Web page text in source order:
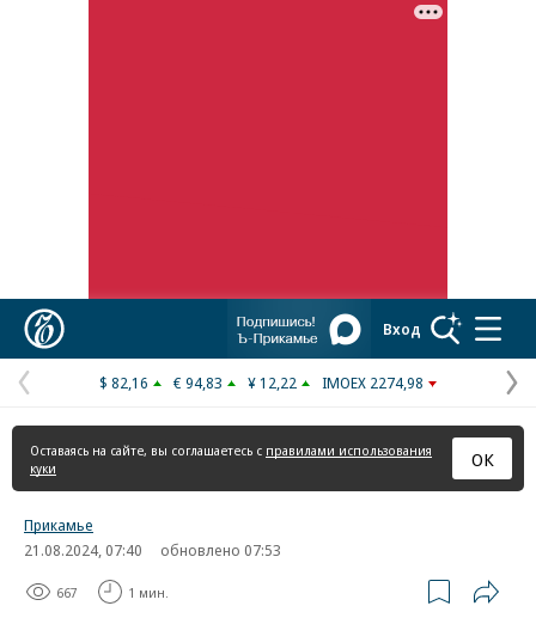
Вход
Предыдущая
страница
$ 82,16 € 94,83 ¥ 12,22 IMOEX 2274,98
Оставаясь на сайте, вы соглашаетесь с правилами использования
куки
ОК
Прикамье
21.08.2024, 07:40
обновлено 07:53
667 1 мин.